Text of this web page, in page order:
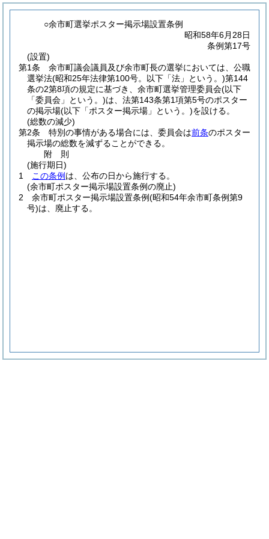
○余市町選挙ポスター掲示場設置条例
昭和58年6月28日
条例第17号
(設置)
第1条
余市町議会議員及び余市町長の選挙においては、公職
選挙法(昭和25年法律第100号。以下「法」という。)第144
条の2第8項の規定に基づき、余市町選挙管理委員会(以下
「委員会」という。)は、法第143条第1項第5号のポスター
の掲示場(以下「ポスター掲示場」という。)を設ける。
(総数の減少)
第2条
特別の事情がある場合には、委員会は前条のポスター
掲示場の総数を減ずることができる。
附 則
(施行期日)
1
この条例 は、公布の日から施行する。
(余市町ポスター掲示場設置条例の廃止)
2
余市町ポスター掲示場設置条例(昭和54年余市町条例第9
号)は、廃止する。